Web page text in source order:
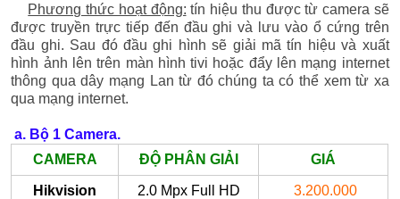
Phương thức hoạt động: tín hiệu thu được từ camera sẽ
được truyền trực tiếp đến đầu ghi và lưu vào ổ cứng trên
đầu ghi. Sau đó đầu ghi hình sẽ giải mã tín hiệu và xuất
hình ảnh lên trên màn hình tivi hoặc đẩy lên mạng internet
thông qua dây mạng Lan từ đó chúng ta có thể xem từ xa
qua mạng internet.
a. Bộ 1 Camera.
CAMERA
ĐỘ PHÂN GIẢI GIÁ
Hikvision 2.0 Mpx Full HD 3.200.000